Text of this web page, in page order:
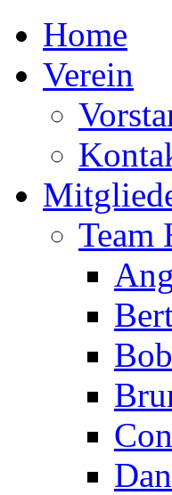
Home
Verein
Team